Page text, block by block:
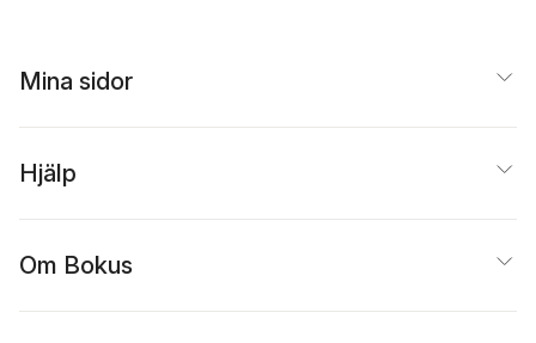
Mina sidor
Hjälp
Om Bokus